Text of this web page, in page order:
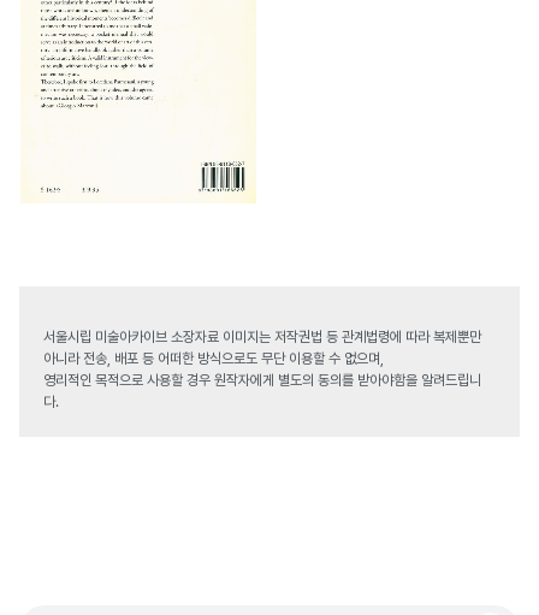
서울시립 미술아카이브 소장자료 이미지는 저작권법 등 관계법령에 따라 복제뿐만
아니라 전송, 배포 등 어떠한 방식으로도 무단 이용할 수 없으며,
영리적인 목적으로 사용할 경우 원작자에게 별도의 동의를 받아야함을 알려드립니
다.